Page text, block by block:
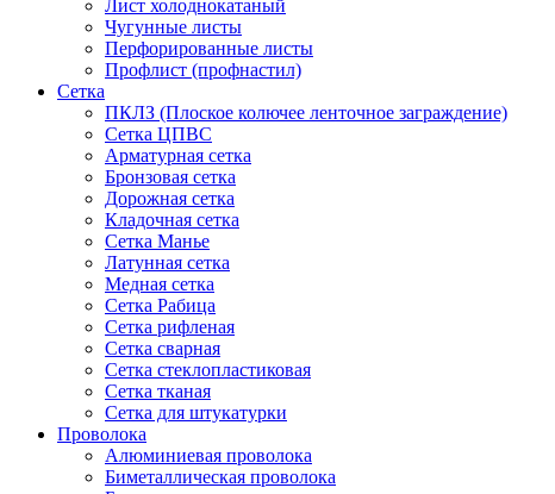
Лист холоднокатаный
Чугунные листы
Перфорированные листы
Профлист (профнастил)
Сетка
ПКЛЗ (Плоское колючее ленточное заграждение)
Сетка ЦПВС
Арматурная сетка
Бронзовая сетка
Дорожная сетка
Кладочная сетка
Сетка Манье
Латунная сетка
Медная сетка
Сетка Рабица
Сетка рифленая
Сетка сварная
Сетка стеклопластиковая
Сетка тканая
Сетка для штукатурки
Проволока
Алюминиевая проволока
Биметаллическая проволока